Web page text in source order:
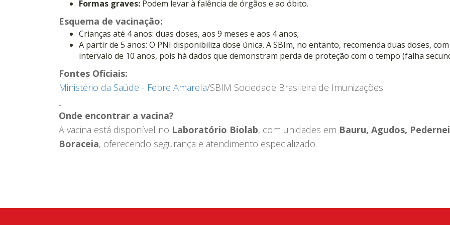
Formas graves: Podem levar à falência de órgãos e ao óbito.
Esquema de vacinação:
Crianças até 4 anos: duas doses, aos 9 meses e aos 4 anos;
A partir de 5 anos: O PNI disponibiliza dose única. A SBIm, no entanto, recomenda duas doses, com
intervalo de 10 anos, pois há dados que demonstram perda de proteção com o tempo (falha
Fontes Oficiais:
Ministério da Saúde - Febre Amarela/SBIM Sociedade Brasileira de Imunizações
Onde encontrar a vacina?
A vacina está disponível no Laboratório Biolab, com unidades em Bauru, Agudos,
Boraceia, oferecendo segurança e atendimento especializado.